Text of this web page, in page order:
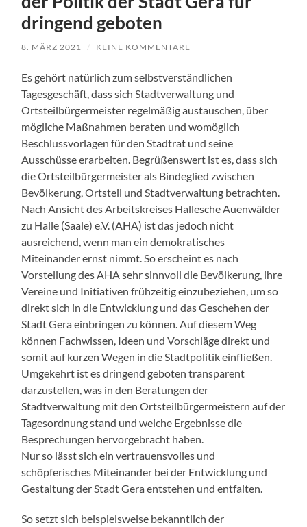
dringend geboten
8. MÄRZ 2021 / KEINE KOMMENTARE
Es gehört natürlich zum selbstverständlichen
Tagesgeschäft, dass sich Stadtverwaltung und
Ortsteilbürgermeister regelmäßig austauschen, über
mögliche Maßnahmen beraten und womöglich
Beschlussvorlagen für den Stadtrat und seine
Ausschüsse erarbeiten. Begrüßenswert ist es, dass sich
die Ortsteilbürgermeister als Bindeglied zwischen
Bevölkerung, Ortsteil und Stadtverwaltung betrachten.
Nach Ansicht des Arbeitskreises Hallesche Auenwälder
zu Halle (Saale) e.V. (AHA) ist das jedoch nicht
ausreichend, wenn man ein demokratisches
Miteinander ernst nimmt. So erscheint es nach
Vorstellung des AHA sehr sinnvoll die Bevölkerung, ihre
Vereine und Initiativen frühzeitig einzubeziehen, um so
direkt sich in die Entwicklung und das Geschehen der
Stadt Gera einbringen zu können. Auf diesem Weg
können Fachwissen, Ideen und Vorschläge direkt und
somit auf kurzen Wegen in die Stadtpolitik einfließen.
Umgekehrt ist es dringend geboten transparent
darzustellen, was in den Beratungen der
Stadtverwaltung mit den Ortsteilbürgermeistern auf der
Tagesordnung stand und welche Ergebnisse die
Besprechungen hervorgebracht haben.
Nur so lässt sich ein vertrauensvolles und
schöpferisches Miteinander bei der Entwicklung und
Gestaltung der Stadt Gera entstehen und entfalten.
So setzt sich beispielsweise bekanntlich der